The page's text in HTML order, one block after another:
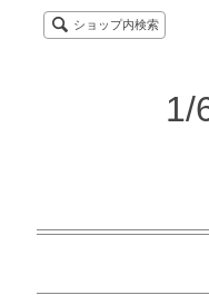
ショップ内検索
1/